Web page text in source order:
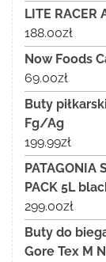
LITE
188.00zł
Now Foods
69.00zł
Buty
Fg/Ag
199.99zł
PATAGONIA
PACK 5L
299.00zł
Buty do
Gore Tex M